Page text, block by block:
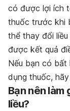
có được lợi ích
thuốc trước khi
thể thay đổi
được kết quả
Nếu bạn có bất
dụng thuốc,
Bạn nên
liều?